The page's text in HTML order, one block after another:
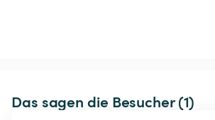
Das sagen die Besucher (1)